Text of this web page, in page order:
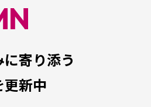
寄り添う
更新中